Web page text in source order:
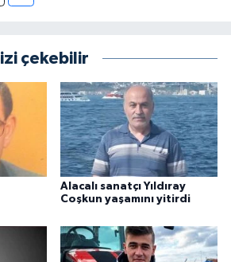
çekebilir
Alacalı sanatçı Yıldıray
Coşkun yaşamını yitirdi